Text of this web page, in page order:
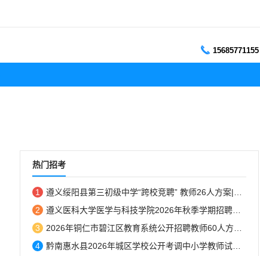
15685771155
热门招考
1
2
3
4